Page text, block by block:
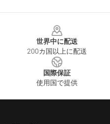
世界中に配送
200カ国以上に配送
国際保証
使用国で提供